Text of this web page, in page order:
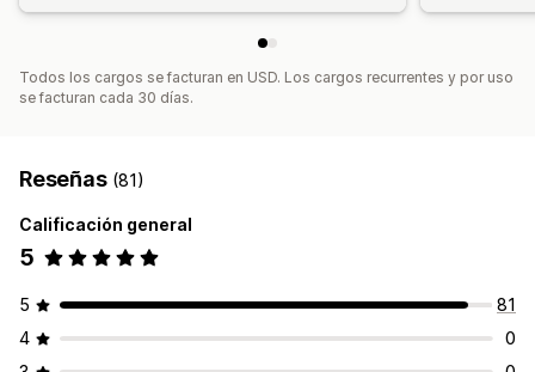
Todos los cargos se facturan en USD. Los cargos recurrentes y por uso
se facturan cada 30 días.
Reseñas (81)
Calificación general
5
5
81
4
0